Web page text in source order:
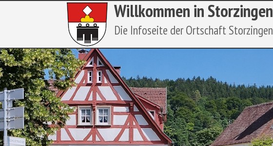
Willkommen in Storzingen
Die Infoseite der Ortschaft Storzingen